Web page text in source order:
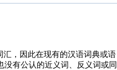
，因此在现有的汉语词典或语
有公认的近义词、反义词或同